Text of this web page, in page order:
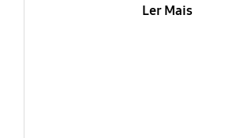
Ler Mais